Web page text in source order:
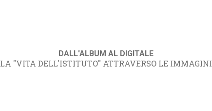
DALL'ALBUM AL DIGITALE
LA "VITA DELL'ISTITUTO" ATTRAVERSO LE IMMAGINI